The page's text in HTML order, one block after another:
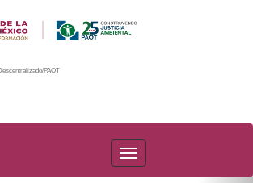
PAOT
PAOT